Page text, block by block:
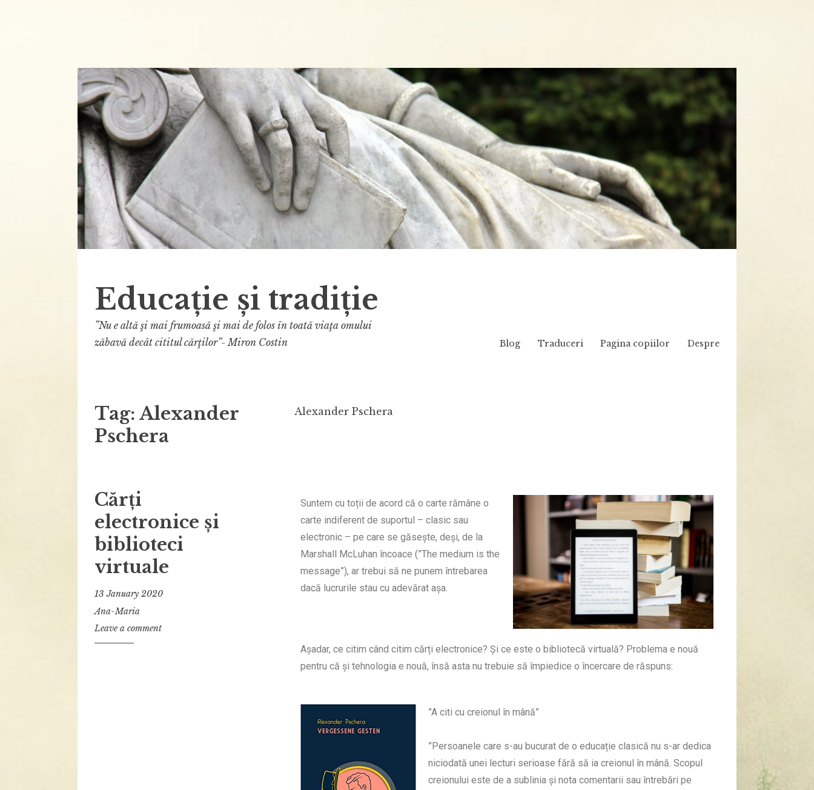
Educație și tradiție
”Nu e altă şi mai frumoasă şi mai de folos în toată viaţa omului
zăbavă decât cititul cărţilor”- Miron Costin
Blog Traduceri Pagina copiilor Despre
Tag: Alexander
Pschera
Alexander Pschera
Cărți
electronice și
biblioteci
virtuale
13 January 2020
Ana-Maria
Leave a comment
Suntem cu toții de acord că o carte rămâne o
carte indiferent de suportul – clasic sau
electronic – pe care se găsește, deși, de la
Marshall McLuhan încoace (”The medium is the
message”), ar trebui să ne punem întrebarea
dacă lucrurile stau cu adevărat așa.
Așadar, ce citim când citim cărți electronice? Și ce este o bibliotecă virtuală? Problema e nouă
pentru că și tehnologia e nouă, însă asta nu trebuie să împiedice o încercare de răspuns:
”A citi cu creionul în mână”
”Persoanele care s-au bucurat de o educație clasică nu s-ar dedica
niciodată unei lecturi serioase fără să ia creionul în mână. Scopul
creionului este de a sublinia și nota comentarii sau întrebări pe